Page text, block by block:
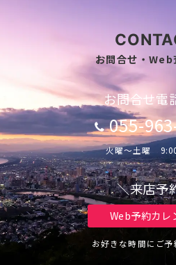
お問合せ・Web
お問合せ電
055-
火曜～土曜
＼来店予
Web予約カレ
お好きな時間にご